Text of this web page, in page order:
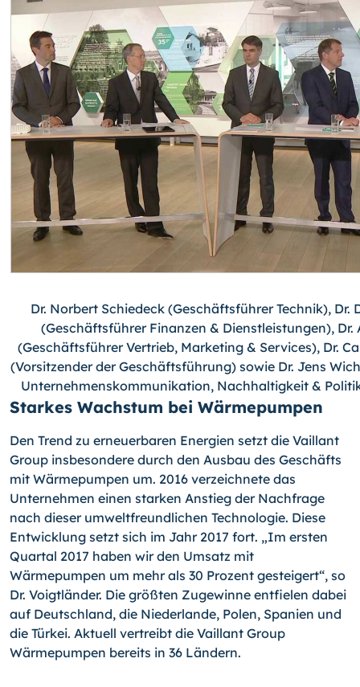
Dr. Norbert Schiedeck (Geschäftsführer Technik), Dr.
(Geschäftsführer Finanzen & Dienstleistungen), Dr.
(Geschäftsführer Vertrieb, Marketing & Services), Dr.
(Vorsitzender der Geschäftsführung) sowie Dr. Jens
Unternehmenskommunikation, Nachhaltigkeit &
Starkes Wachstum bei Wärmepumpen
Den Trend zu erneuerbaren Energien setzt die Vaillant
Group insbesondere durch den Ausbau des Geschäfts
mit Wärmepumpen um. 2016 verzeichnete das
Unternehmen einen starken Anstieg der Nachfrage
nach dieser umweltfreundlichen Technologie. Diese
Entwicklung setzt sich im Jahr 2017 fort. „Im ersten
Quartal 2017 haben wir den Umsatz mit
Wärmepumpen um mehr als 30 Prozent gesteigert“, so
Dr. Voigtländer. Die größten Zugewinne entfielen dabei
auf Deutschland, die Niederlande, Polen, Spanien und
die Türkei. Aktuell vertreibt die Vaillant Group
Wärmepumpen bereits in 36 Ländern.